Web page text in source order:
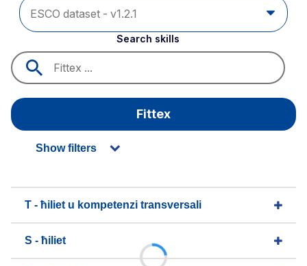
Search skills
Fittex
Show filters
T - ħiliet u kompetenzi transversali
S - ħiliet